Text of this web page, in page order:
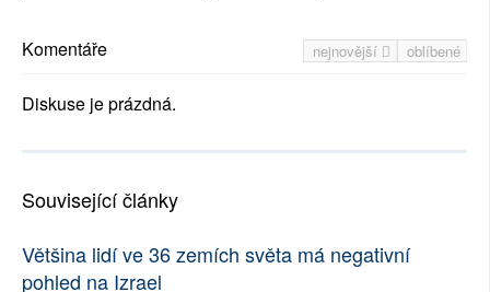
nejnovější oblíbené
Komentáře
Diskuse je prázdná.
Související články
Většina lidí ve 36 zemích světa má negativní
pohled na Izrael